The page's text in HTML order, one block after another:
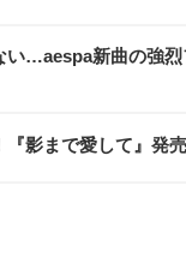
い…aespa新曲の強
影まで愛して』発